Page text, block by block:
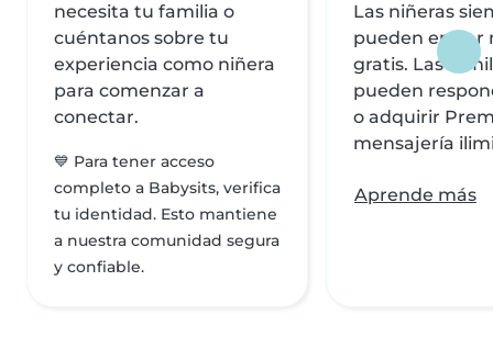
necesita tu familia o
cuéntanos sobre tu
experiencia como niñera
para comenzar a
conectar.
💙 Para tener acceso
completo a Babysits, verifica
tu identidad. Esto mantiene
a nuestra comunidad segura
y confiable.
Las niñeras
pueden enviar
gratis. Las
pueden
o adquirir
mensajería
Aprende más